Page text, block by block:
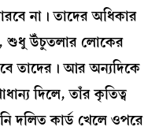
না। তাদের অধিকার
শুধু উঁচুতলার লোকের
তাদের। আর অন্যদিকে
দিলে, তাঁর কৃতিত্ব
দলিত কার্ড খেলে ওপরে